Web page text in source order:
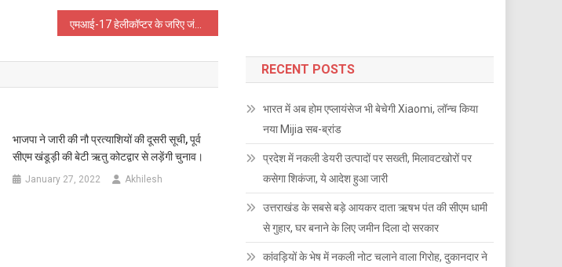
भाजपा ने जारी की नौ प्रत्‍याशियों की दूसरी सूची, पूर्व
सीएम खंडूड़ी की बेटी ऋतु कोटद्वार से लड़ेंगी चुनाव।
January 27, 2022 Akhilesh
RECENT POSTS
भारत में अब होम एप्लायंसेज भी बेचेगी Xiaomi, लॉन्च किया
नया Mijia सब-ब्रांड
प्रदेश में नकली डेयरी उत्पादों पर सख्ती, मिलावटखोरों पर
कसेगा शिकंजा, ये आदेश हुआ जारी
उत्तराखंड के सबसे बड़े आयकर दाता ऋषभ पंत की सीएम धामी
से गुहार, घर बनाने के लिए जमीन दिला दो सरकार
कांवड़ियों के भेष में नकली नोट चलाने वाला गिरोह, दुकानदार ने